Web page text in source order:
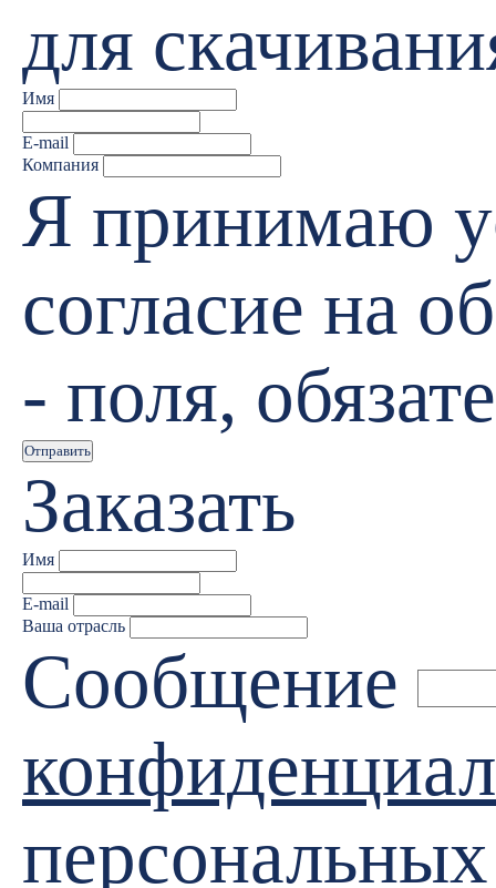
для
Имя
E-mail
Компания
Я принимаю
согласие на
- поля,
Отправить
Заказать
Имя
E-mail
Ваша отрасль
Сообщение